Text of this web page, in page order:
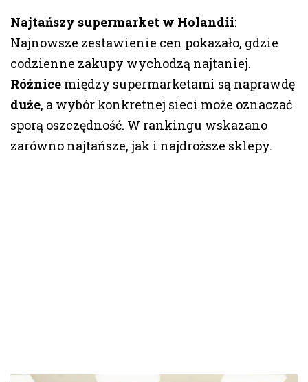
Najtańszy supermarket w Holandii:
Najnowsze zestawienie cen pokazało, gdzie
codzienne zakupy wychodzą najtaniej.
Różnice między supermarketami są naprawdę
duże, a wybór konkretnej sieci może oznaczać
sporą oszczędność. W rankingu wskazano
zarówno najtańsze, jak i najdroższe sklepy.